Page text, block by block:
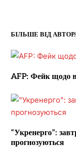
БІЛЬШЕ ВІД
AFP: Фейк щодо
“Укренерго”:
прогнозуються